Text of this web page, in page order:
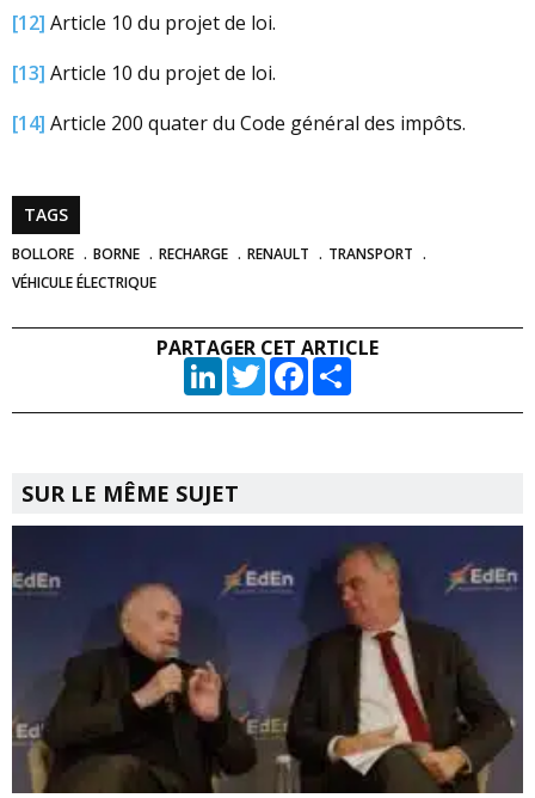
[12] Article 10 du projet de loi.
[13] Article 10 du projet de loi.
[14] Article 200 quater du Code général des impôts.
TAGS
BOLLORE BORNE RECHARGE RENAULT
TRANSPORT
VÉHICULE ÉLECTRIQUE
PARTAGER CET ARTICLE
LinkedInTwitterFacebook
SUR LE MÊME SUJET